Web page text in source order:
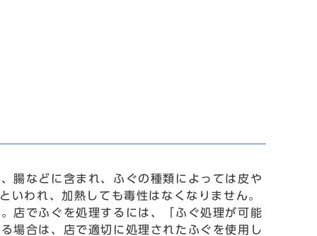
腸などに含まれ、ふぐの種類によっては皮や
われ、加熱しても毒性はなくなりません。
店でふぐを処理するには、「ふぐ処理が可能
場合は、店で適切に処理されたふぐを使用し